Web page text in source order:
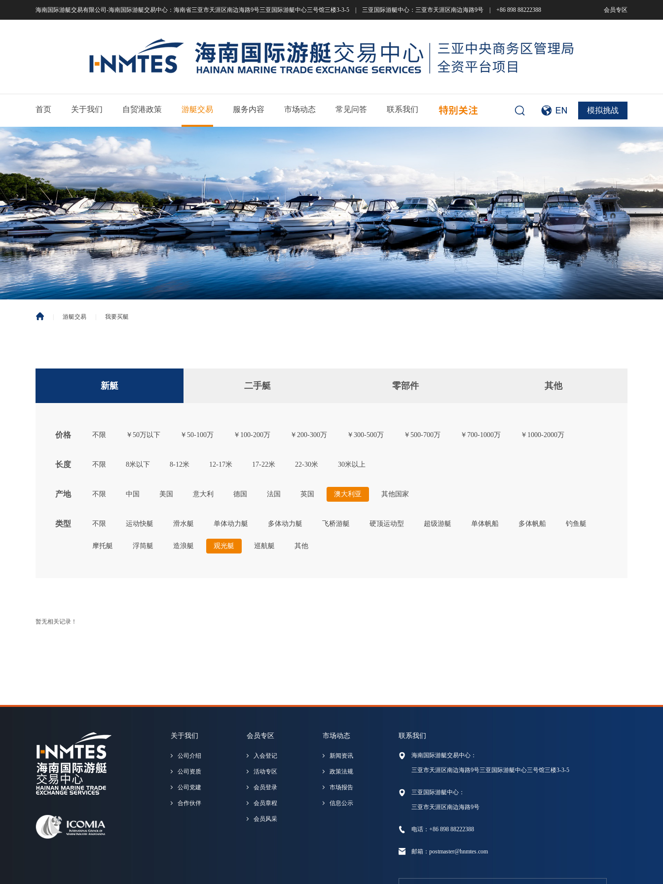
海南国际游艇交易有限公司-海南国际游艇交易中心： 海南省三亚市天涯区南边海路9号三亚国际游艇中心三号馆三楼3-3-5 | 三亚国际游艇中心：三亚市天涯区南边海路9号 | +86 898 88222388 会员专区
模拟挑战
首页 关于我们 自贸港政策 游艇交易 服务内容 市场动态 常见问答 联系我们
游艇交易 我要买艇
新艇 二手艇 零部件 其他
价格 不限 ￥50万以下 ￥50-100万 ￥100-200万 ￥200-300万 ￥300-500万 ￥500-700万 ￥700-1000万 ￥1000-2000万
长度 不限 8米以下 8-12米 12-17米 17-22米 22-30米 30米以上
产地 不限 中国 美国 意大利 德国 法国 英国 澳大利亚 其他国家
类型 不限 运动快艇 滑水艇 单体动力艇 多体动力艇 飞桥游艇 硬顶运动型 超级游艇 单体帆船 多体帆船 钓鱼艇
摩托艇 浮筒艇 造浪艇 观光艇 巡航艇 其他
暂无相关记录！
关于我们
公司介绍
公司资质
公司党建
合作伙伴
会员专区
入会登记
活动专区
会员登录
会员章程
会员风采
市场动态
新闻资讯
政策法规
市场报告
信息公示
联系我们
海南国际游艇交易中心：
三亚市天涯区南边海路9号三亚国际游艇中心三号馆三楼3-3-5
三亚国际游艇中心：
三亚市天涯区南边海路9号
电话：+86 898 88222388
邮箱：postmaster@hnmtes.com